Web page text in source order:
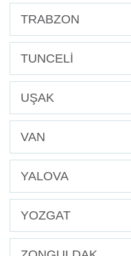
TRABZON
TUNCELİ
UŞAK
VAN
YALOVA
YOZGAT